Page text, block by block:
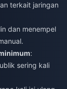
terkait jaringan
dan menempel
:
sering kali